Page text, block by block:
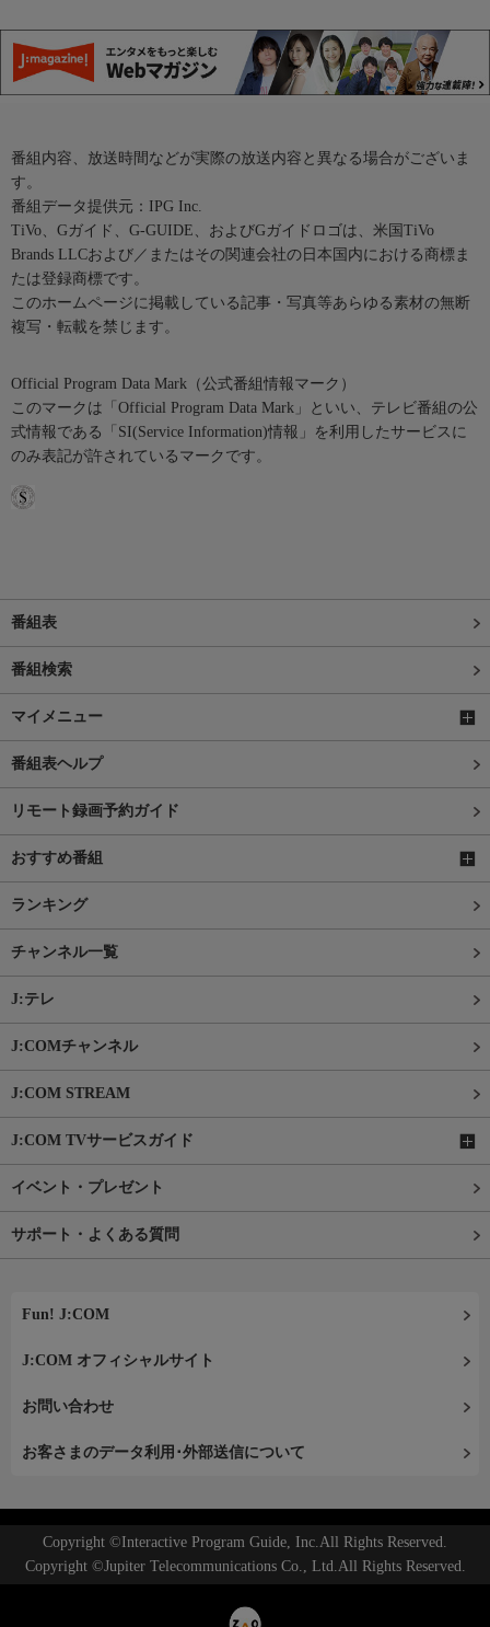
番組内容、放送時間などが実際の放送内容と異なる場合がございま
す。
番組データ提供元：IPG Inc.
TiVo、Gガイド、G-GUIDE、およびGガイドロゴは、米国TiVo
Brands LLCおよび／またはその関連会社の日本国内における商標ま
たは登録商標です。
このホームページに掲載している記事・写真等あらゆる素材の無断
複写・転載を禁じます。
Official Program Data Mark（公式番組情報マーク）
このマークは「Official Program Data Mark」といい、テレビ番組の公
式情報である「SI(Service Information)情報」を利用したサービスに
のみ表記が許されているマークです。
番組表
番組検索
マイメニュー
番組表ヘルプ
リモート録画予約ガイド
おすすめ番組
ランキング
チャンネル一覧
J:テレ
J:COMチャンネル
J:COM STREAM
J:COM TVサービスガイド
イベント・プレゼント
サポート・よくある質問
Fun! J:COM
J:COM オフィシャルサイト
お問い合わせ
お客さまのデータ利用･外部送信について
Copyright ©Interactive Program Guide, Inc.All Rights Reserved.
Copyright ©Jupiter Telecommunications Co., Ltd.All Rights Reserved.